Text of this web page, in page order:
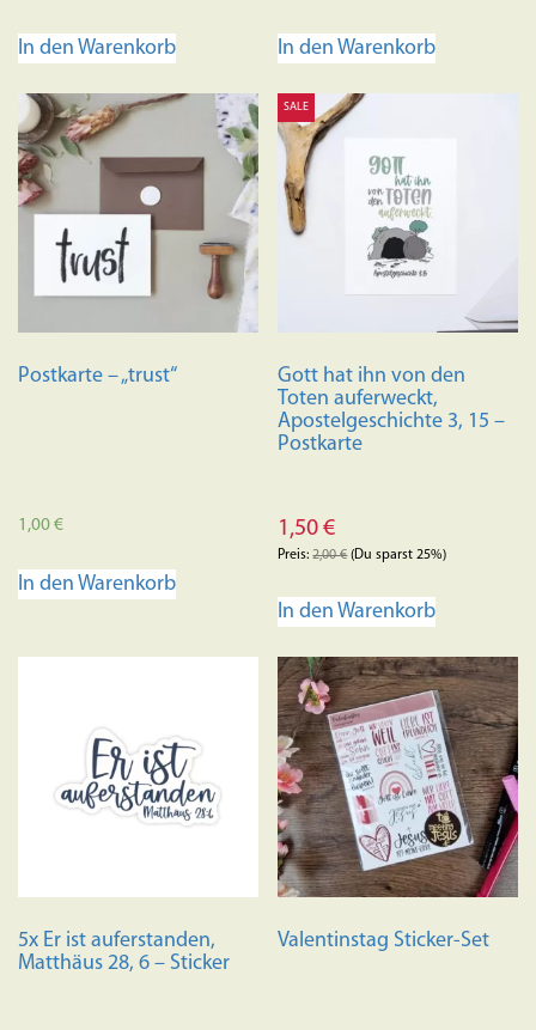
In den Warenkorb In den Warenkorb
Postkarte – „trust“
1,00€
In den Warenkorb
SALE
Gott hat ihn von den
Toten auferweckt,
Apostelgeschichte 3, 15 –
Postkarte
1,50€
Preis:2,00€(Du sparst 25%)
In den Warenkorb
5x Er ist auferstanden,
Matthäus 28, 6 – Sticker
Valentinstag Sticker-Set